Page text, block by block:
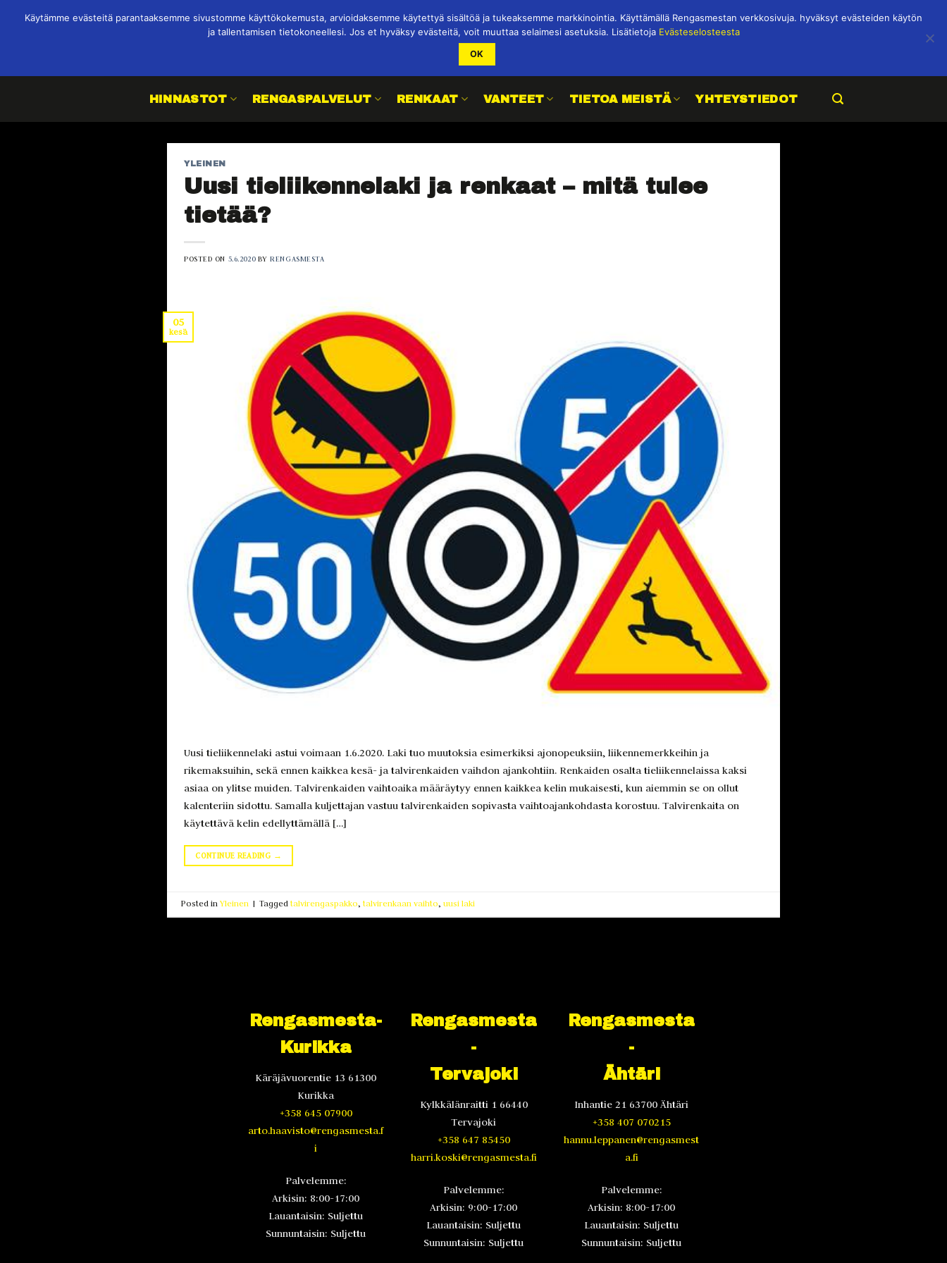
Soita: +358 645 079 00 /Kurikka
Soita: +358 647 854 50 /Tervajoki
HINNASTOT RENGASPALVELUT RENKAAT VANTEET TIETOA MEISTÄ YHTEYSTIEDOT
YLEINEN
Uusi tieliikennelaki ja renkaat – mitä tulee
tietää?
POSTED ON 5.6.2020BYRENGASMESTA
05
kesä
Uusi tieliikennelaki astui voimaan 1.6.2020. Laki tuo muutoksia esimerkiksi ajonopeuksiin, liikennemerkkeihin ja
rikemaksuihin, sekä ennen kaikkea kesä- ja talvirenkaiden vaihdon ajankohtiin. Renkaiden osalta tieliikennelaissa kaksi
asiaa on ylitse muiden. Talvirenkaiden vaihtoaika määräytyy ennen kaikkea kelin mukaisesti, kun aiemmin se on ollut
kalenteriin sidottu. Samalla kuljettajan vastuu talvirenkaiden sopivasta vaihtoajankohdasta korostuu. Talvirenkaita on
käytettävä kelin edellyttämällä […]
CONTINUE READING →
Posted inYleinen | Taggedtalvirengaspakko,talvirenkaan vaihto,uusi laki
Rengasmesta-
Kurikka
Käräjävuorentie 13 61300
Kurikka
+358 645 07900
arto.haavisto@rengasmesta.f
i
Palvelemme:
Arkisin: 8:00-17:00
Lauantaisin: Suljettu
Sunnuntaisin: Suljettu
Rengasmesta
-
Tervajoki
Kylkkälänraitti 1 66440
Tervajoki
+358 647 85450
harri.koski@rengasmesta.fi
Palvelemme:
Arkisin: 9:00-17:00
Lauantaisin: Suljettu
Sunnuntaisin: Suljettu
Rengasmesta
-
Ähtäri
Inhantie 21 63700 Ähtäri
+358 407 070215
hannu.leppanen@rengasmest
a.fi
Palvelemme:
Arkisin: 8:00-17:00
Lauantaisin: Suljettu
Sunnuntaisin: Suljettu
Käytämme evästeitä parantaaksemme sivustomme käyttökokemusta, arvioidaksemme käytettyä sisältöä ja tukeaksemme markkinointia. Käyttämällä Rengasmestan verkkosivuja. hyväksyt evästeiden käytön
ja tallentamisen tietokoneellesi. Jos et hyväksy evästeitä, voit muuttaa selaimesi asetuksia. Lisätietoja Evästeselosteesta
OK